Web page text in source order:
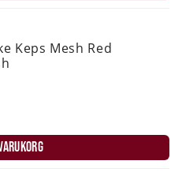
Keps Mesh Red